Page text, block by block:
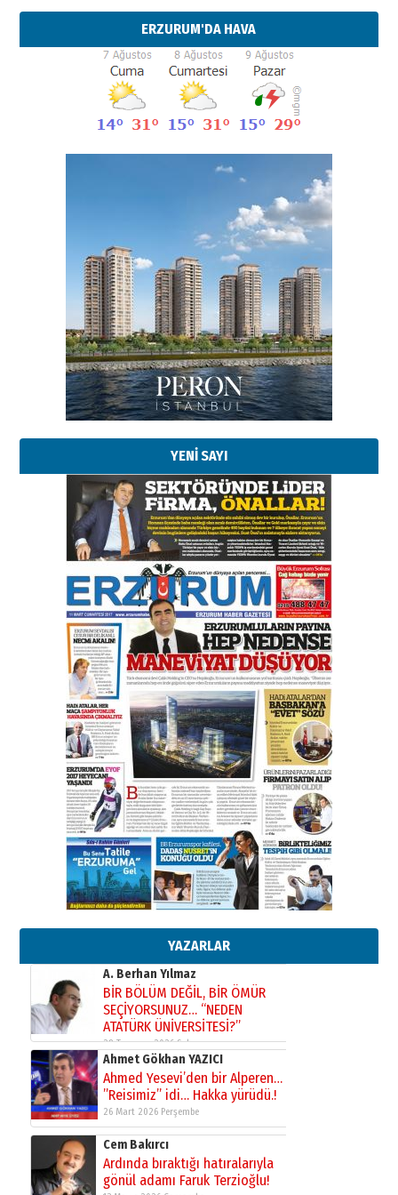
ERZURUM'DA HAVA
YENİ SAYI
YAZARLAR
Esat BİNDESEN
Başkan Sekmen’den Erzurum’a
bir vizyon proje daha!
02 Ağustos 2026 Pazar
Kadir SABUNCUOĞLU
Erzurumspor’un köşe taşları
29 Haziran 2026 Pazartesi
Kenan GÜLERCİ
Murat Şahsuvaroğlu ERKON’da
çıtayı yukarı taşırken,
yönetimdekiler aşağı
çekmemeli!
17 Şubat 2026 SalıOrhan BOZKURT
Bir fotoğraf, bir şehir, bir
gazeteci… Dizginler kimin
elinde?
31 Mart 2026 Salı
A. Berhan Yılmaz
BİR BÖLÜM DEĞİL, BİR ÖMÜR
SEÇİYORSUNUZ… “NEDEN
ATATÜRK ÜNİVERSİTESİ?”
28 Temmuz 2026 Salı
Ahmet Gökhan YAZICI
Ahmed Yesevi’den bir Alperen…
”Reisimiz” idi… Hakka yürüdü.!
26 Mart 2026 Perşembe
Cem Bakırcı
Ardında bıraktığı hatıralarıyla
Esat BİNDESEN
Başkan Sekmen’den Erzurum’a
bir vizyon proje daha!
02 Ağustos 2026 Pazar
Kadir SABUNCUOĞLU
Erzurumspor’un köşe taşları
29 Haziran 2026 Pazartesi
Kenan GÜLERCİ
Murat Şahsuvaroğlu ERKON’da
çıtayı yukarı taşırken,
yönetimdekiler aşağı